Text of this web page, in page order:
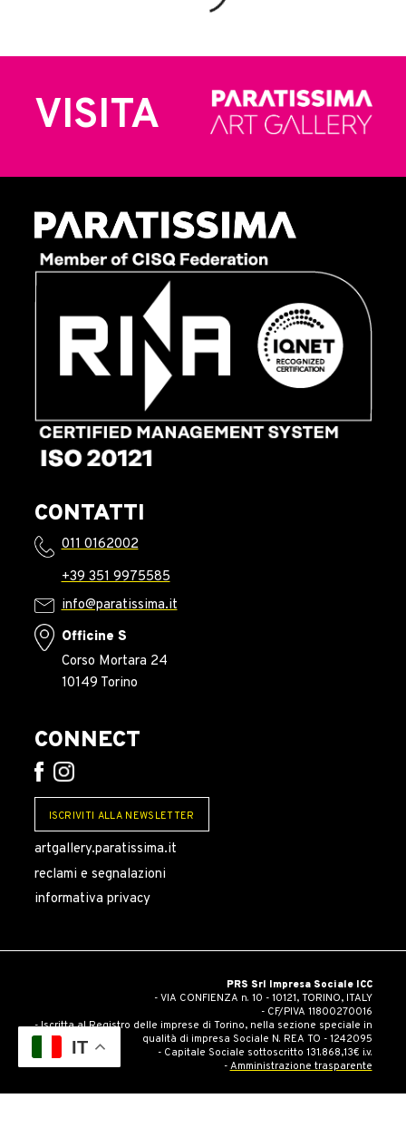
VISITA
CONTATTI
011 0162002
+39 351 9975585
info@paratissima.it
Officine S
Corso Mortara 24
10149 Torino
CONNECT
ISCRIVITI ALLA NEWSLETTER
artgallery.paratissima.it
reclami e segnalazioni
informativa privacy
PRS Srl Impresa Sociale ICC
- VIA CONFIENZA n. 10 - 10121, TORINO, ITALY
- CF/PIVA 11800270016
- Iscritta al Registro delle imprese di Torino, nella sezione speciale in
qualità di impresa Sociale N. REA TO - 1242095
- Capitale Sociale sottoscritto 131.868,13€ i.v.
- Amministrazione trasparente
IT